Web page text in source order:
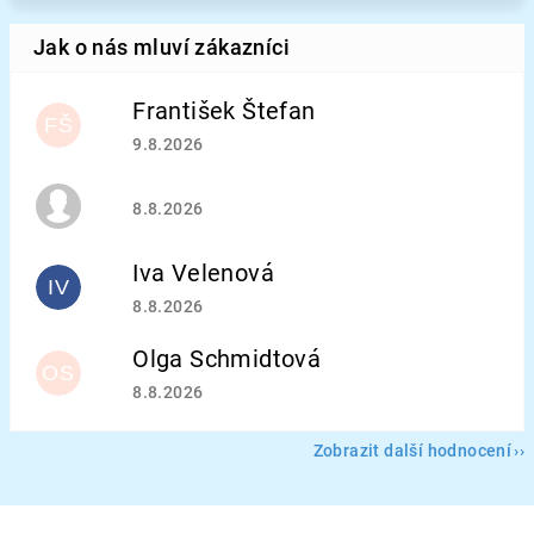
FŠ František Štefan
Hodnocení obchodu je 5 z 5 hvězdiček.
9.8.2026
Hodnocení obchodu je 5 z 5 hvězdiček.
8.8.2026
IV Iva Velenová
Hodnocení obchodu je 5 z 5 hvězdiček.
8.8.2026
OS Olga Schmidtová
Hodnocení obchodu je 5 z 5 hvězdiček.
8.8.2026
Zobrazit další hodnocení